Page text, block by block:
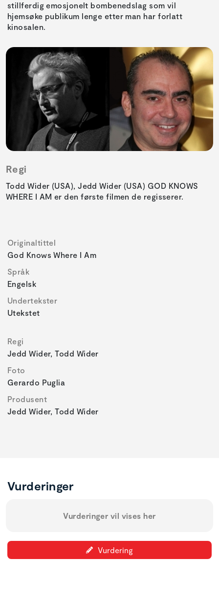
stillferdig emosjonelt bombenedslag som vil
hjemsøke publikum lenge etter man har forlatt
kinosalen.
Regi
Todd Wider (USA), Jedd Wider (USA) GOD KNOWS
WHERE I AM er den første filmen de regisserer.
Originaltittel
God Knows Where I Am
Språk
Engelsk
Undertekster
Utekstet
Regi
Jedd Wider, Todd Wider
Foto
Gerardo Puglia
Produsent
Jedd Wider, Todd Wider
Vurderinger
Vurderinger vil vises her
Vurdering